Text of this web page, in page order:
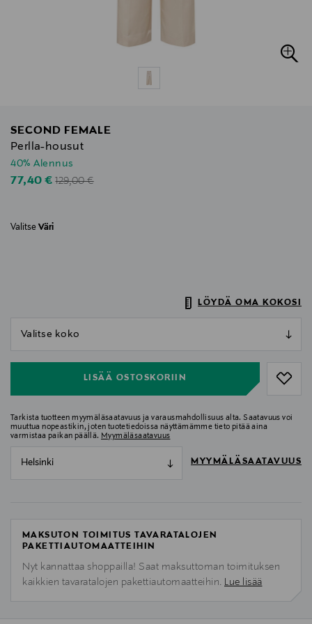
SECOND FEMALE
Perlla-housut
40% Alennus
Discounted Price
77,40 €Original Price
129,00 €
Valitse Väri
LÖYDÄ OMA KOKOSI
LISÄÄ OSTOSKORIIN
Tarkista tuotteen myymäläsaatavuus ja varausmahdollisuus alta. Saatavuus voi
muuttua nopeastikin, joten tuotetiedoissa näyttämämme tieto pitää aina
varmistaa paikan päällä. Myymäläsaatavuus
Helsinki MYYMÄLÄSAATAVUUS
MAKSUTON TOIMITUS TAVARATALOJEN
PAKETTIAUTOMAATTEIHIN
Nyt kannattaa shoppailla! Saat maksuttoman toimituksen
kaikkien tavaratalojen pakettiautomaatteihin. Lue lisää